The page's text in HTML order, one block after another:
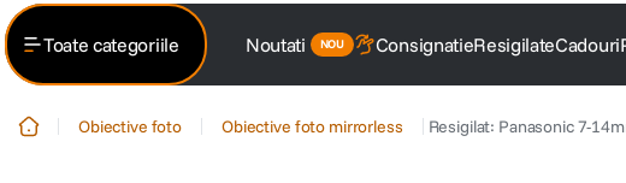
2. trepied
Toate categoriile Noutati ConsignatieResigilateCadouri
Obiective foto Obiective foto mirrorless Resigilat: Panasonic 7-